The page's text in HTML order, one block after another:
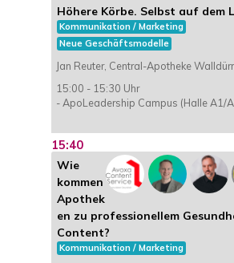
Höhere Körbe. Selbst auf dem
Kommunikation / Marketing
Neue Geschäftsmodelle
Jan Reuter, Central-Apotheke
15:00 - 15:30 Uhr
- ApoLeadership Campus (Halle A1/
15:40
Wie
kommen
Apothek
en zu professionellem
Content?
Kommunikation / Marketing